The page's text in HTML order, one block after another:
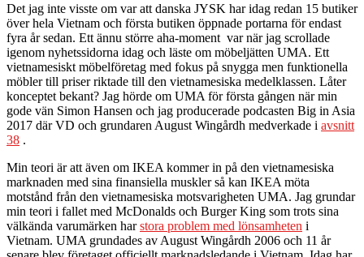
Det jag inte visste om var att danska JYSK har idag redan 15 butiker
över hela Vietnam och första butiken öppnade portarna för endast
fyra år sedan. Ett ännu större aha-moment var när jag scrollade
igenom nyhetssidorna idag och läste om möbeljätten UMA. Ett
vietnamesiskt möbelföretag med fokus på snygga men funktionella
möbler till priser riktade till den vietnamesiska medelklassen. Låter
konceptet bekant? Jag hörde om UMA för första gången när min
gode vän Simon Hansen och jag producerade podcasten Big in Asia
2017 där VD och grundaren August Wingårdh medverkade i avsnitt
38 .
Min teori är att även om IKEA kommer in på den vietnamesiska
marknaden med sina finansiella muskler så kan IKEA möta
motstånd från den vietnamesiska motsvarigheten UMA. Jag grundar
min teori i fallet med McDonalds och Burger King som trots sina
välkända varumärken harstora problem med lönsamheten i
Vietnam. UMA grundades av August Wingårdh 2006 och 11 år